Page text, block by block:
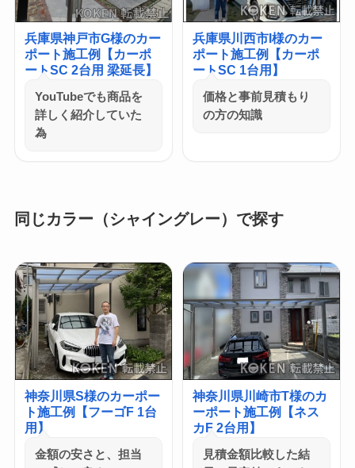
兵庫県神戸市G様のカー
ポート施工例【カーポ
ートSC 2台用 梁延長】
YouTubeでも商品を
詳しく紹介していた
為
兵庫県川西市I様のカー
ポート施工例【カーポ
ートSC 1台用】
価格と事前見積もり
の方の知識
同じカラー（シャイングレー）で探す
神奈川県S様のカーポー
ト施工例【フーゴF 1台
用】
金額の安さと、担当
神奈川県川崎市T様のカ
ーポート施工例【ネス
カF 2台用】
見積金額比較した結